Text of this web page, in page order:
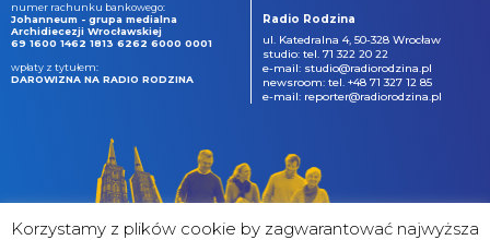
numer rachunku bankowego:
Johanneum - grupa medialna
Archidiecezji Wrocławskiej
69 1600 1462 1813 6262 6000 0001
wpłaty z tytułem:
DAROWIZNA NA RADIO RODZINA
Radio Rodzina
ul. Katedralna 4, 50-328 Wrocław
studio: tel. 71 322 20 22
e-mail: studio@radiorodzina.pl
newsroom: tel. +48 71 327 12 85
e-mail: reporter@radiorodzina.pl
Korzystamy z plików cookie by zagwarantować najwyższa